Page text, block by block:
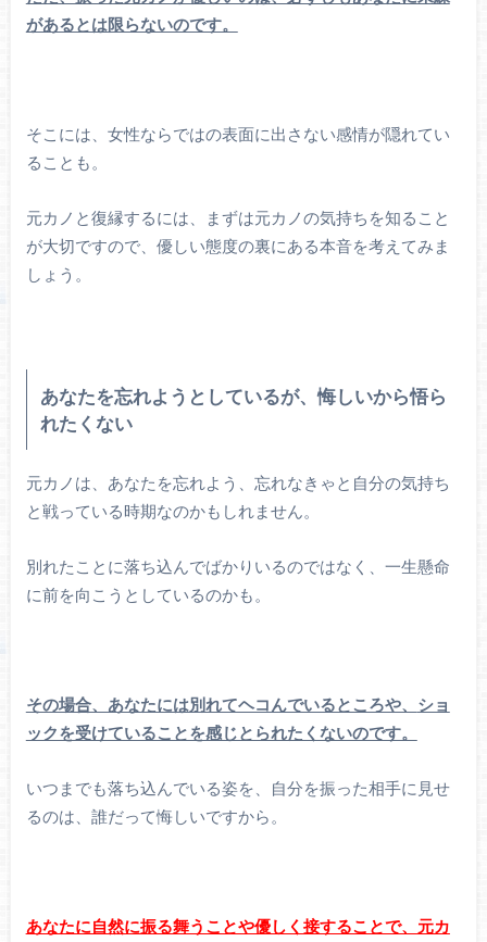
があるとは限らないのです。
そこには、女性ならではの表面に出さない感情が隠れてい
ることも。
元カノと復縁するには、まずは元カノの気持ちを知ること
が大切ですので、優しい態度の裏にある本音を考えてみま
しょう。
あなたを忘れようとしているが、悔しいから悟ら
れたくない
元カノは、あなたを忘れよう、忘れなきゃと自分の気持ち
と戦っている時期なのかもしれません。
別れたことに落ち込んでばかりいるのではなく、一生懸命
に前を向こうとしているのかも。
その場合、あなたには別れてヘコんでいるところや、 ショ
ックを受けていることを感じとられたくないのです。
いつまでも落ち込んでいる姿を、自分を振った相手に見せ
るのは、誰だって悔しいですから。
あなたに自然に振る舞うことや優しく接することで、元カ